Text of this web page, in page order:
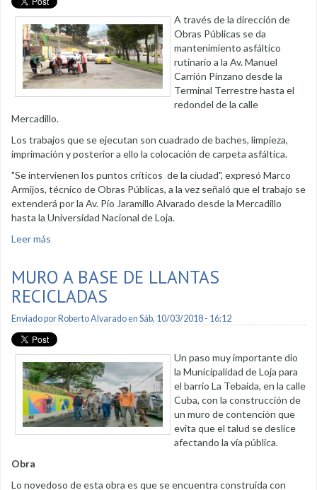
A través de la dirección de
Obras Públicas se da
mantenimiento asfáltico
rutinario a la Av. Manuel
Carrión Pinzano desde la
Terminal Terrestre hasta el
redondel de la calle
Mercadillo.
Los trabajos que se ejecutan son cuadrado de baches, limpieza,
imprimación y posterior a ello la colocación de carpeta asfáltica.
"Se intervienen los puntos críticos de la ciudad", expresó Marco
Armijos, técnico de Obras Públicas, a la vez señaló que el trabajo se
extenderá por la Av. Pío Jaramillo Alvarado desde la Mercadillo
hasta la Universidad Nacional de Loja.
Leer más
MURO A BASE DE LLANTAS
RECICLADAS
Enviado por Roberto Alvaradoen Sáb, 10/03/2018 - 16:12
Un paso muy importante dio
la Municipalidad de Loja para
el barrio La Tebaida, en la calle
Cuba, con la construcción de
un muro de contención que
evita que el talud se deslice
afectando la vía pública.
Obra
Lo novedoso de esta obra es que se encuentra construida con